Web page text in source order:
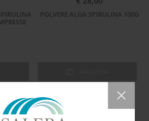
POLVERE ALGA SPIRULINA 100G